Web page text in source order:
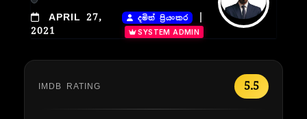
APRIL 27,
2021
දමිත් ප්‍රියංකර
SYSTEM ADMIN
IMDB RATING 5.5